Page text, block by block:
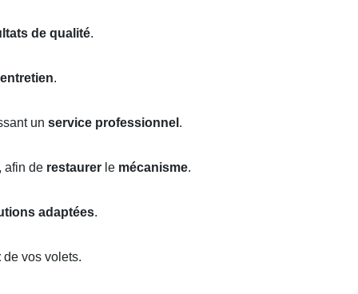
de qualité.
entretien.
un service professionnel .
afin de restaurer le mécanisme.
adaptées.
de vos volets.